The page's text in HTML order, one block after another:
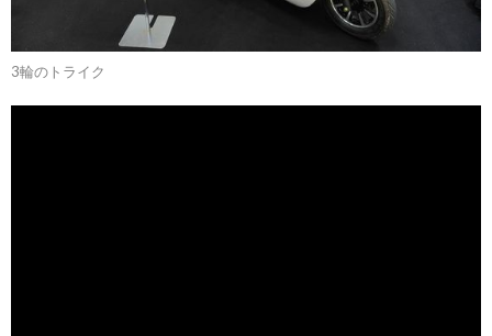
3輪のトライク